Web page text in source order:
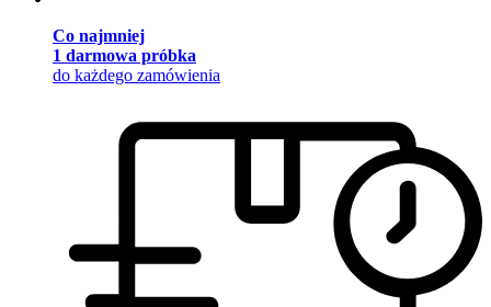
Co najmniej
1 darmowa próbka
do każdego zamówienia